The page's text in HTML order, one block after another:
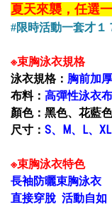
夏天來襲，任選
#限時活動一套才１
※束胸泳衣規格
泳衣規格： 胸前加
布料： 高彈性泳衣
顏色：黑色、花藍
尺寸： S、M、L、
※束胸泳衣特色
長袖防曬束胸泳衣
直接穿脫 活動自如